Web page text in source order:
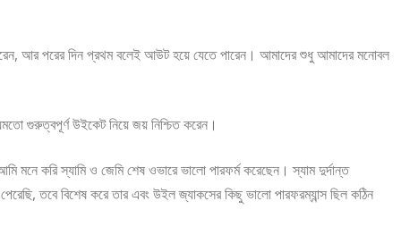
আর পরের দিন প্রথম বলেই আউট হয়ে যেতে পারেন। আমাদের শুধু আমাদের মনোবল
গুরুত্বপূর্ণ উইকেট নিয়ে জয় নিশ্চিত করেন।
করি স্যামি ও জেমি শেষ ওভারে ভালো পারফর্ম করেছেন। স্যাম দুর্দান্ত
তবে বিশেষ করে তার এবং উইল জ্যাকসের কিছু ভালো পারফরম্যান্স ছিল কঠিন